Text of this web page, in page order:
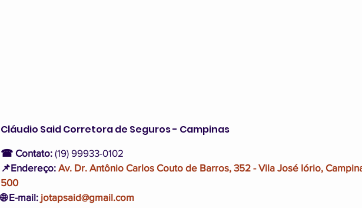
Cláudio Said Corretora de Seguros - Campinas
☎ Contato: (19) 99933-0102
📌Endereço: Av. Dr. Antônio Carlos Couto de Barros, 352 - Vila José Iório,
500
🌐 E-mail: jotapsaid@gmail.com